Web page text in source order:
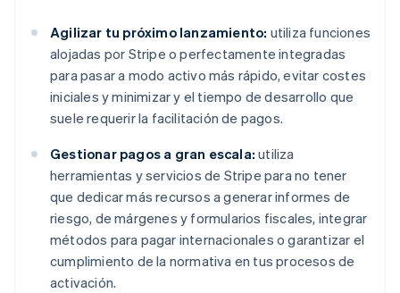
Agilizar tu próximo lanzamiento: utiliza funciones
alojadas por Stripe o perfectamente integradas
para pasar a modo activo más rápido, evitar costes
iniciales y minimizar y el tiempo de desarrollo que
suele requerir la facilitación de pagos.
Gestionar pagos a gran escala: utiliza
herramientas y servicios de Stripe para no tener
que dedicar más recursos a generar informes de
riesgo, de márgenes y formularios fiscales, integrar
métodos para pagar internacionales o garantizar el
cumplimiento de la normativa en tus procesos de
activación.